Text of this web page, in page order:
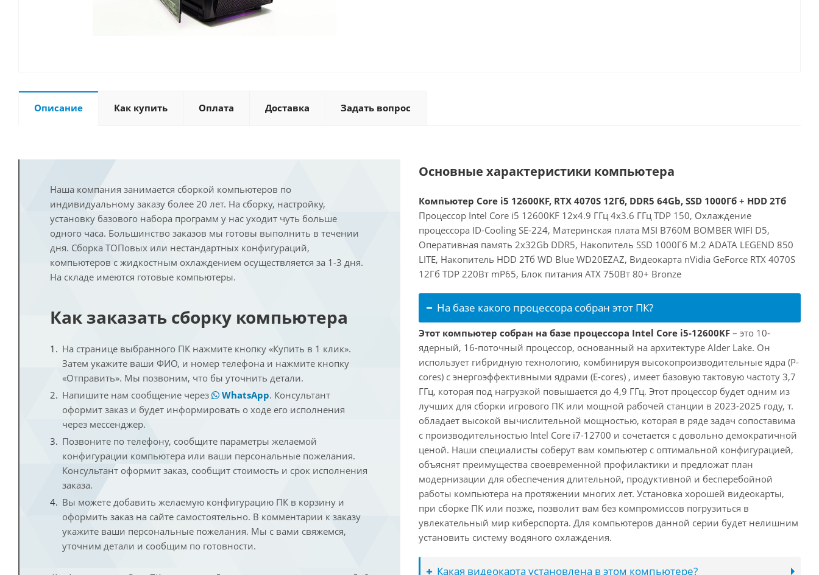
Описание Как купить Оплата Доставка Задать вопрос
Наша компания занимается сборкой компьютеров по
индивидуальному заказу более 20 лет. На сборку, настройку,
установку базового набора программ у нас уходит чуть больше
одного часа. Большинство заказов мы готовы выполнить в течении
дня. Сборка ТОПовых или нестандартных конфигураций,
компьютеров с жидкостным охлаждением осуществляется за 1-3 дня.
На складе имеются готовые компьютеры.
Как заказать сборку компьютера
На странице выбранного ПК нажмите кнопку «Купить в 1 клик».
Затем укажите ваши ФИО, и номер телефона и нажмите кнопку
«Отправить». Мы позвоним, что бы уточнить детали.
Напишите нам сообщение через
WhatsApp. Консультант
оформит заказ и будет информировать о ходе его исполнения
через мессенджер.
Позвоните по телефону, сообщите параметры желаемой
конфигурации компьютера или ваши персональные пожелания.
Консультант оформит заказ, сообщит стоимость и срок исполнения
заказа.
Вы можете добавить желаемую конфигурацию ПК в корзину и
оформить заказ на сайте самостоятельно. В комментарии к заказу
укажите ваши персональные пожелания. Мы с вами свяжемся,
уточним детали и сообщим по готовности.
Основные характеристики компьютера
Компьютер Core i5 12600KF, RTX 4070S 12Гб, DDR5 64Gb, SSD 1000Гб + HDD 2Тб
Процессор Intel Core i5 12600KF 12x4.9 ГГц 4x3.6 ГГц TDP 150, Охлаждение
процессора ID-Cooling SE-224, Материнская плата MSI B760M BOMBER WIFI D5,
Оперативная память 2x32Gb DDR5, Накопитель SSD 1000Гб M.2 ADATA LEGEND 850
LITE, Накопитель HDD 2Тб WD Blue WD20EZAZ, Видеокарта nVidia GeForce RTX 4070S
12Гб TDP 220Вт mP65, Блок питания ATX 750Вт 80+ Bronze
На базе какого процессора собран этот ПК?
Этот компьютер собран на базе процессора Intel Core i5-12600KF – это 10-
ядерный, 16-поточный процессор, основанный на архитектуре Alder Lake. Он
использует гибридную технологию, комбинируя высокопроизводительные ядра (P-
cores) с энергоэффективными ядрами (E-cores) , имеет базовую тактовую частоту 3,7
ГГц, которая под нагрузкой повышается до 4,9 ГГц. Этот процессор будет одним из
лучших для сборки игрового ПК или мощной рабочей станции в 2023-2025 году, т.
обладает высокой вычислительной мощностью, которая в ряде задач сопоставима
с производительностью Intel Core i7-12700 и сочетается с довольно демократичной
ценой. Наши специалисты соберут вам компьютер с оптимальной конфигурацией,
объяснят преимущества своевременной профилактики и предложат план
модернизации для обеспечения длительной, продуктивной и бесперебойной
работы компьютера на протяжении многих лет. Установка хорошей видеокарты,
при сборке ПК или позже, позволит вам без компромиссов погрузиться в
увлекательный мир киберспорта. Для компьютеров данной серии будет нелишним
установить систему водяного охлаждения.
Какая видеокарта установлена в этом компьютере?